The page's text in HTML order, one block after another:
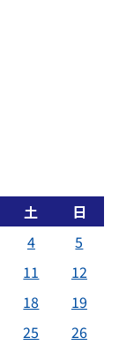
土
日
4
5
11
12
18
19
25
26